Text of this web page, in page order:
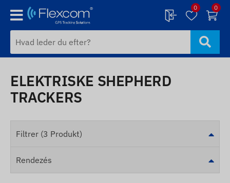
0 0
ELEKTRISKE SHEPHERD
TRACKERS
Filtrer (3 Produkt)
Rendezés